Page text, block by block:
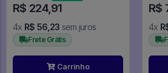
R$ 224,91
4x R$ 56,23 sem juros
Frete Grátis
Carrinho
R$
4x